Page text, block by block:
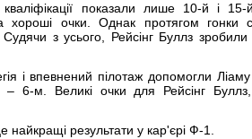
показали лише 10-й і
хороші очки. Однак протягом гонки
з усього, Рейсінг Буллз зробили
і впевнений пілотаж допомогли
– 6-м. Великі очки для Рейсінг
найкращі результати у кар'єрі Ф-1.